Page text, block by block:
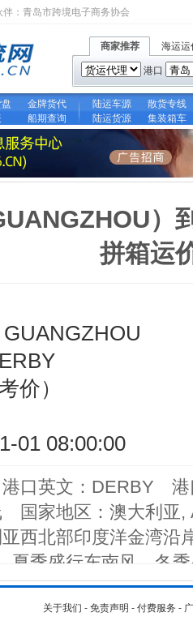
： 青岛市跨境电子商务协会
商家推荐 海运运
港口
金牌货代 陆运车源
散货专线
船期查询 陆运货源 集装箱车
）
拼箱运
价）
01 08:00:00
口英文：DERBY 港
国家地区：澳大利亚,
西北部印度洋金湾沿
夏季盛行东南风，冬
6、12、16频道。预
－16：30，可以加班
关于我们 - 免责声明 - 付费服务 -